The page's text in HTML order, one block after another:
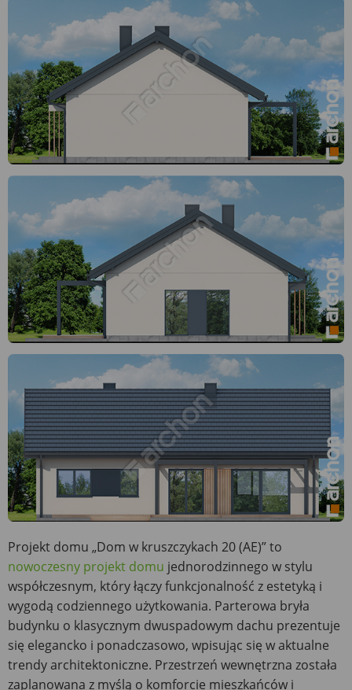
Projekt domu „Dom w kruszczykach 20 (AE)” to
nowoczesny projekt domu jednorodzinnego w stylu
współczesnym, który łączy funkcjonalność z estetyką i
wygodą codziennego użytkowania. Parterowa bryła
budynku o klasycznym dwuspadowym dachu prezentuje
się elegancko i ponadczasowo, wpisując się w aktualne
trendy architektoniczne. Przestrzeń wewnętrzna została
zaplanowana z myślą o komforcie mieszkańców i